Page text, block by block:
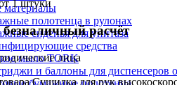
материалы
полотенца в рулонах
сиденья для унитаза
средства
мыло TORK
и баллоны для диспенсеров
1 штуки
расчёт
лица
Сушилка для рук